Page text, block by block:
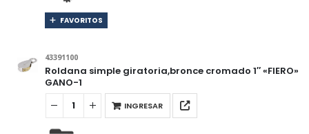
FAVORITOS
43391100
Roldana simple giratoria,bronce cromado 1″ «FIERO»
GANO-1
INGRESAR